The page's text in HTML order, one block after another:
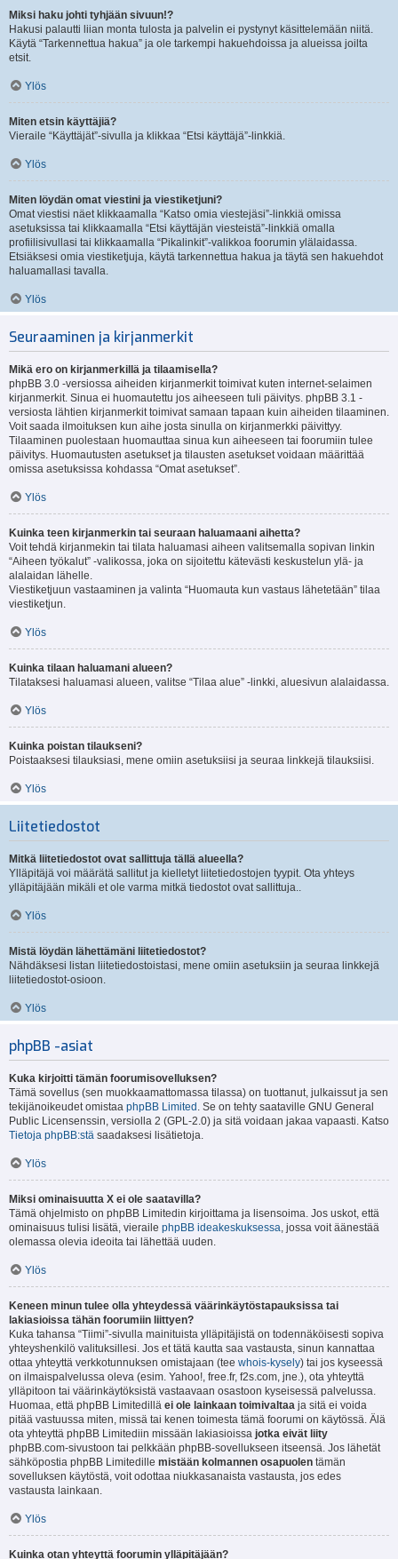
Miksi haku johti tyhjään sivuun!?
Hakusi palautti liian monta tulosta ja palvelin ei pystynyt käsittelemään niitä.
Käytä “Tarkennettua hakua” ja ole tarkempi hakuehdoissa ja alueissa joilta
etsit.
Ylös
Miten etsin käyttäjiä?
Vieraile “Käyttäjät”-sivulla ja klikkaa “Etsi käyttäjä”-linkkiä.
Ylös
Miten löydän omat viestini ja viestiketjuni?
Omat viestisi näet klikkaamalla “Katso omia viestejäsi”-linkkiä omissa
asetuksissa tai klikkaamalla “Etsi käyttäjän viesteistä”-linkkiä omalla
profiilisivullasi tai klikkaamalla “Pikalinkit”-valikkoa foorumin ylälaidassa.
Etsiäksesi omia viestiketjuja, käytä tarkennettua hakua ja täytä sen hakuehdot
haluamallasi tavalla.
Ylös
Seuraaminen ja kirjanmerkit
Mikä ero on kirjanmerkillä ja tilaamisella?
phpBB 3.0 -versiossa aiheiden kirjanmerkit toimivat kuten internet-selaimen
kirjanmerkit. Sinua ei huomautettu jos aiheeseen tuli päivitys. phpBB 3.1 -
versiosta lähtien kirjanmerkit toimivat samaan tapaan kuin aiheiden tilaaminen.
Voit saada ilmoituksen kun aihe josta sinulla on kirjanmerkki päivittyy.
Tilaaminen puolestaan huomauttaa sinua kun aiheeseen tai foorumiin tulee
päivitys. Huomautusten asetukset ja tilausten asetukset voidaan määrittää
omissa asetuksissa kohdassa “Omat asetukset”.
Ylös
Kuinka teen kirjanmerkin tai seuraan haluamaani aihetta?
Voit tehdä kirjanmekin tai tilata haluamasi aiheen valitsemalla sopivan linkin
“Aiheen työkalut” -valikossa, joka on sijoitettu kätevästi keskustelun ylä- ja
alalaidan lähelle.
Viestiketjuun vastaaminen ja valinta “Huomauta kun vastaus lähetetään” tilaa
viestiketjun.
Ylös
Kuinka tilaan haluamani alueen?
Tilataksesi haluamasi alueen, valitse “Tilaa alue” -linkki, aluesivun alalaidassa.
Ylös
Kuinka poistan tilaukseni?
Poistaaksesi tilauksiasi, mene omiin asetuksiisi ja seuraa linkkejä tilauksiisi.
Ylös
Liitetiedostot
Mitkä liitetiedostot ovat sallittuja tällä alueella?
Ylläpitäjä voi määrätä sallitut ja kielletyt liitetiedostojen tyypit. Ota yhteys
ylläpitäjään mikäli et ole varma mitkä tiedostot ovat sallittuja..
Ylös
Mistä löydän lähettämäni liitetiedostot?
Nähdäksesi listan liitetiedostoistasi, mene omiin asetuksiin ja seuraa linkkejä
liitetiedostot-osioon.
Ylös
phpBB -asiat
Kuka kirjoitti tämän foorumisovelluksen?
Tämä sovellus (sen muokkaamattomassa tilassa) on tuottanut, julkaissut ja sen
tekijänoikeudet omistaa phpBB Limited . Se on tehty saataville GNU General
Public Licensenssin, versiolla 2 (GPL-2.0) ja sitä voidaan jakaa vapaasti. Katso
Tietoja phpBB:stä saadaksesi lisätietoja.
Ylös
Miksi ominaisuutta X ei ole saatavilla?
Tämä ohjelmisto on phpBB Limitedin kirjoittama ja lisensoima. Jos uskot, että
ominaisuus tulisi lisätä, vieraile phpBB ideakeskuksessa, jossa voit äänestää
olemassa olevia ideoita tai lähettää uuden.
Ylös
Keneen minun tulee olla yhteydessä väärinkäytöstapauksissa tai
lakiasioissa tähän foorumiin liittyen?
Kuka tahansa “Tiimi”-sivulla mainituista ylläpitäjistä on todennäköisesti sopiva
yhteyshenkilö valituksillesi. Jos et tätä kautta saa vastausta, sinun kannattaa
ottaa yhteyttä verkkotunnuksen omistajaan (tee whois-kysely) tai jos kyseessä
on ilmaispalvelussa oleva (esim. Yahoo!, free.fr, f2s.com, jne.), ota yhteyttä
ylläpitoon tai väärinkäytöksistä vastaavaan osastoon kyseisessä palvelussa.
Huomaa, että phpBB Limitedillä ei ole lainkaan toimivaltaa ja sitä ei voida
pitää vastuussa miten, missä tai kenen toimesta tämä foorumi on käytössä. Älä
ota yhteyttä phpBB Limitediin missään lakiasioissa jotka eivät liity
phpBB.com-sivustoon tai pelkkään phpBB-sovellukseen itseensä. Jos lähetät
sähköpostia phpBB Limitedille mistään kolmannen osapuolen tämän
sovelluksen käytöstä, voit odottaa niukkasanaista vastausta, jos edes
vastausta lainkaan.
Ylös
Kuinka otan yhteyttä foorumin ylläpitäjään?